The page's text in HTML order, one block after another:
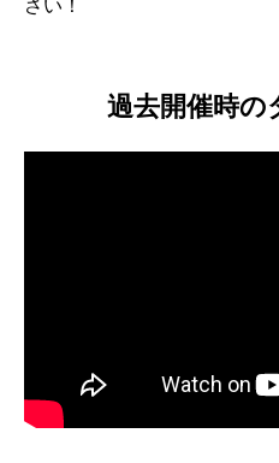
さい！
過去開催時の